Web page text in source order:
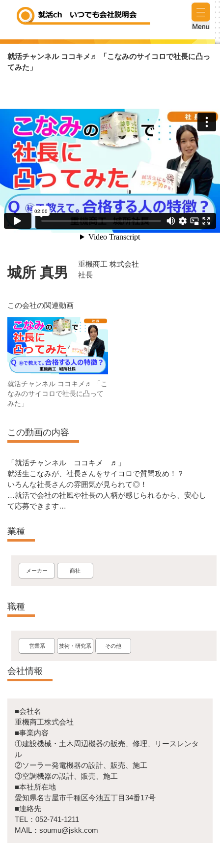
就活チャンネル ココキメ♬ 「こなみのサイコロで社長に凸っ
てみた」
城所 真男
重機商工 株式会社
社長
この会社の関連動画
就活チャンネル ココキメ♬ 「こ
なみのサイコロで社長に凸って
みた」
この動画の内容
「就活チャンネル ココキメ ♬」
就活生こなみが、社長さんをサイコロで質問攻め！？
いろんな社長さんの雰囲気が見られて◎！
…就活で会社の社風や社長の人柄が感じられるから、安心し
て応募できます…
業種
メーカー 商社
職種
営業系 技術・研究系 その他
会社情報
■会社名
重機商工株式会社
■事業内容
①建設機械・土木周辺機器の販売、修理、リースレンタ
ル
②ソーラー発電機器の設計、販売、施工
③空調機器の設計、販売、施工
■本社所在地
愛知県名古屋市千種区今池五丁目34番17号
■連絡先
TEL：052-741-1211
MAIL：soumu@jskk.com